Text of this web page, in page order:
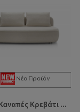
Νέο Προϊόν
Molly Καναπές Κρεβάτι Με Αποθηκευτικό Χώρο